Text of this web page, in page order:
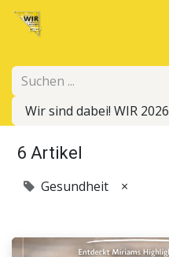
Wir sind dabei! WIR 2026
6 Artikel
Gesundheit ×